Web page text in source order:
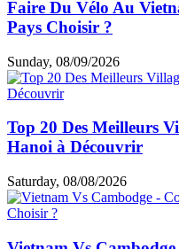
essentiel d’évaluer
d’affaires au Laos
infrastructures
modulables, équipements
dédiés aux événements.
tourisme MICE Laos
un bon service de
stratégique. Les
Prabang ou Pakse sont
capacité d’accueil et
d’événements
pour garantir un MICE réussi.